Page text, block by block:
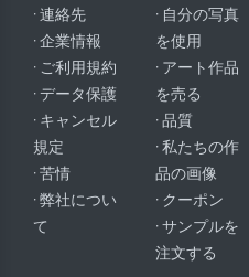
· 連絡先
· 企業情報
· ご利用規約
· データ保護
· キャンセル
規定
· 苦情
· 弊社につい
て
· 自分の写真
を使用
· アート作品
を売る
· 品質
· 私たちの作
品の画像
· クーポン
· サンプルを
注文する